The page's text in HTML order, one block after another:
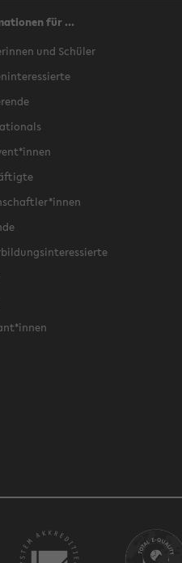
für ...
und Schüler